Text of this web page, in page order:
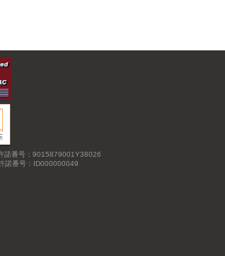
諾番号：9015879001Y38026
諾番号：ID000000049